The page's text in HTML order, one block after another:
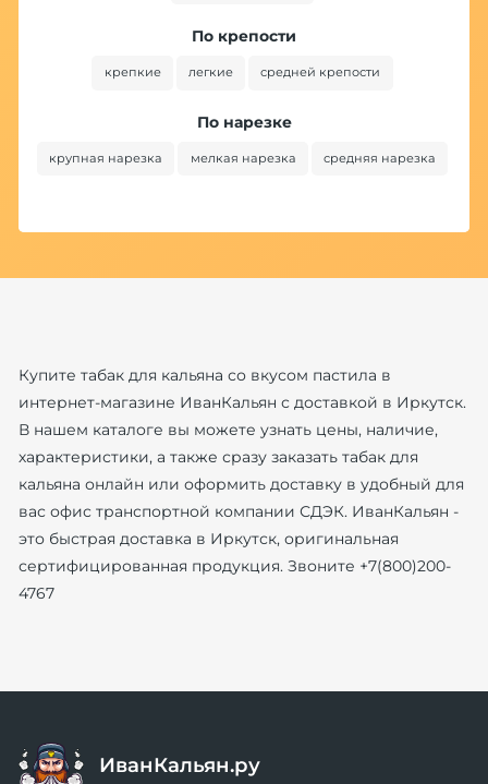
По крепости
крепкие легкие средней крепости
По нарезке
крупная нарезка мелкая нарезка средняя нарезка
Купите табак для кальяна со вкусом пастила в
интернет-магазине ИванКальян с доставкой в Иркутск.
В нашем каталоге вы можете узнать цены, наличие,
характеристики, а также сразу заказать табак для
кальяна онлайн или оформить доставку в удобный для
вас офис транспортной компании СДЭК. ИванКальян -
это быстрая доставка в Иркутск, оригинальная
сертифицированная продукция. Звоните +7(800)200-
4767
ИванКальян.ру